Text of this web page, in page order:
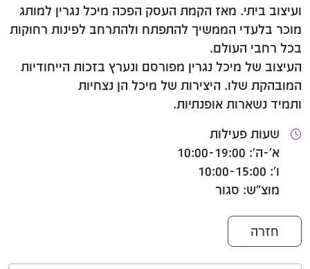
ועיצוב ביתי. מאז הקמת העסק הפכה מיכל נגרין למותג
מוכר בלעדי הממשיך להתפתח ולהתרחב לפינות רחוקות
בכל רחבי העולם.
העיצוב של מיכל נגרין מפורסם ונערץ בזכות הייחודיות
המובהקת שלו. היצירות של מיכל הן נצחיות
ותמיד נשארות אופנתיות.
שעות פעילות
א'-ה': 10:00-19:00
ו': 10:00-15:00
מוצ"ש: סגור
חזרה